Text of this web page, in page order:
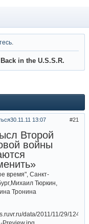
Back in the U.S.S.R.
21
30.11.11 13:07
Второй
войны
время", Санкт-
Тюркин,
Тронина